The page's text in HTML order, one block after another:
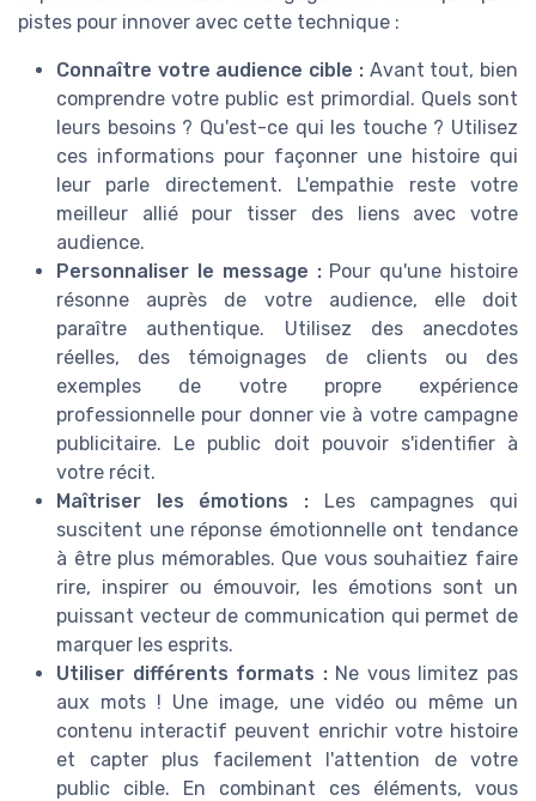
pistes pour innover avec cette technique :
Connaître votre audience cible :Avant tout, bien
comprendre votre public est primordial. Quels sont
leurs besoins ? Qu'est-ce qui les touche ? Utilisez
ces informations pour façonner une histoire qui
leur parle directement. L'empathie reste votre
meilleur allié pour tisser des liens avec votre
audience.
Personnaliser le message :Pour qu'une histoire
résonne auprès de votre audience, elle doit
paraître authentique. Utilisez des anecdotes
réelles, des témoignages de clients ou des
exemples de votre propre expérience
professionnelle pour donner vie à votre campagne
publicitaire. Le public doit pouvoir s'identifier à
votre récit.
Maîtriser les émotions : Les campagnes qui
suscitent une réponse émotionnelle ont tendance
à être plus mémorables. Que vous souhaitiez faire
rire, inspirer ou émouvoir, les émotions sont un
puissant vecteur de communication qui permet de
marquer les esprits.
Utiliser différents formats :Ne vous limitez pas
aux mots ! Une image, une vidéo ou même un
contenu interactif peuvent enrichir votre histoire
et capter plus facilement l'attention de votre
public cible. En combinant ces éléments, vous